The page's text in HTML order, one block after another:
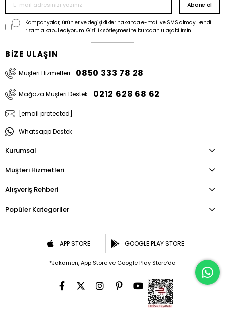
Abone ol
Kampanyalar, ürünler ve değişiklikler hakkında e-mail ve SMS almayı kendi
rızamla kabul ediyorum. Gizlilik sözleşmesine buradan ulaşabilirsin
BİZE ULAŞIN
Müşteri Hizmetleri : 0850 333 78 28
Mağaza Müşteri Destek : 0212 628 68 62
[email protected]
Whatsapp Destek
Kurumsal
Müşteri Hizmetleri
Alışveriş Rehberi
Popüler Kategoriler
APP STORE GOOGLE PLAY STORE
*Jakamen, App Store ve Google Play Store’da